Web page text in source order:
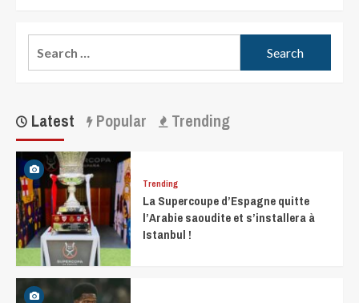
Latest Popular Trending
Trending
La Supercoupe d’Espagne quitte
l’Arabie saoudite et s’installera à
Istanbul !